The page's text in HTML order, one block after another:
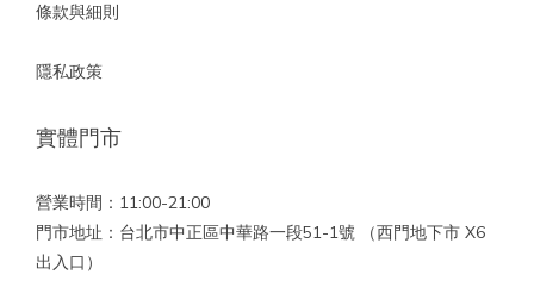
條款與細則
隱私政策
實體門市
營業時間：11:00-21:00
門市地址：台北市中正區中華路一段51-1號 （西門地下市 X6
出入口）